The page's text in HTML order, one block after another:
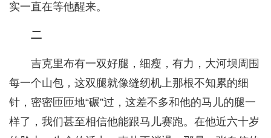
实一直在等他醒来。
二
吉克里布有一双好腿，细瘦，有力，大河坝周围
每一个山包，这双腿就像缝纫机上那根不知累的细
针，密密匝匝地“碾”过，这差不多和他的马儿的腿一
样了，我们甚至相信他能跟马儿赛跑。在他近六十岁